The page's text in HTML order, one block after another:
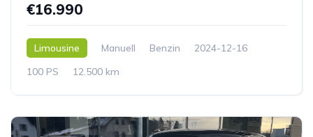
€16.990
Limousine Manuell Benzin
2024-12-16
100 PS
12.500 km